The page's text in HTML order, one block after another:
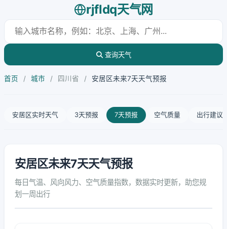
rjfldq天气网
查询天气
首页 / 城市 / 四川省 / 安居区未来7天天气预报
安居区实时天气 3天预报 7天预报 空气质量 出行建议
安居区未来7天天气预报
每日气温、风向风力、空气质量指数，数据实时更新，助您规
划一周出行